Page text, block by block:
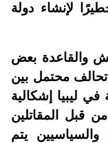
لإنشاء دولة
والقاعدة بعض
تحالف محتمل بين
ليبيا إشكالية
قبل المقاتلين
والسياسيين يتم